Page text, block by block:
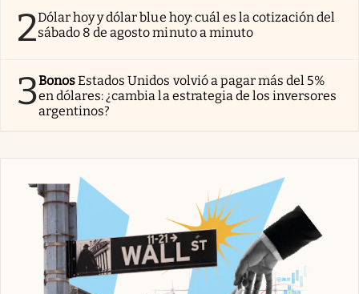
2Dólar hoy y dólar blue hoy: cuál es la cotización del
sábado 8 de agosto minuto a minuto
3BonosEstados Unidos volvió a pagar más del 5%
en dólares: ¿cambia la estrategia de los inversores
argentinos?